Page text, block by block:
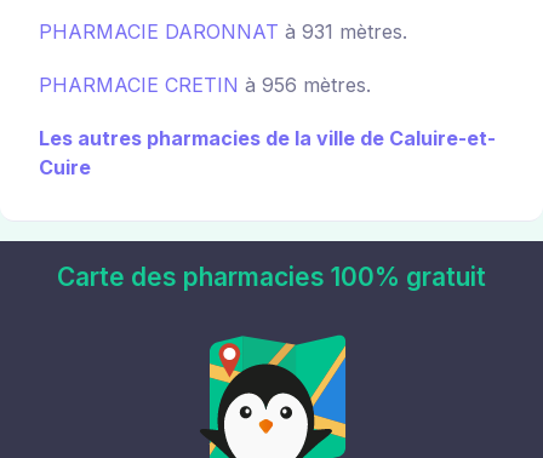
PHARMACIE DARONNAT à 931 mètres.
PHARMACIE CRETIN à 956 mètres.
Les autres pharmacies de la ville de Caluire-et-
Cuire
Carte des pharmacies 100% gratuit